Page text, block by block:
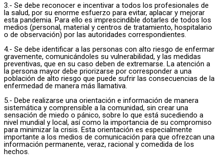
3.- Se debe reconocer e incentivar a todos los profesionales de
la salud, por su enorme esfuerzo para evitar, aplacar y mejorar
esta pandemia. Para ello es imprescindible dotarles de todos los
medios (personal, material y centros de tratamiento, hospitalario
o de observación) por las autoridades correspondientes.
4.- Se debe identificar a las personas con alto riesgo de enfermar
gravemente, comunicándoles su vulnerabilidad, y las medidas
preventivas, que en su caso deben de extremarse. La atención a
la persona mayor debe priorizarse por corresponder a una
población de alto riesgo que puede sufrir las consecuencias de la
enfermedad de manera más llamativa.
5.- Debe realizarse una orientación e información de manera
sistemática y comprensible a la comunidad, sin crear una
sensación de miedo o pánico, sobre lo que está sucediendo a
nivel mundial y local, así como la importancia de su compromiso
para minimizar la crisis. Esta orientación es especialmente
importante a los medios de comunicación para que ofrezcan una
información permanente, veraz, racional y comedida de los
hechos.